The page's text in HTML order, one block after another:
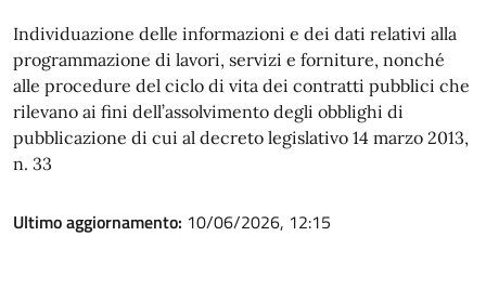
Individuazione delle informazioni e dei dati relativi alla
programmazione di lavori, servizi e forniture, nonché
alle procedure del ciclo di vita dei contratti pubblici che
rilevano ai fini dell’assolvimento degli obblighi di
pubblicazione di cui al decreto legislativo 14 marzo 2013,
n. 33
Ultimo aggiornamento: 10/06/2026, 12:15